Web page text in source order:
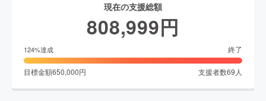
現在の支援総額
808,999円
124%達成 終了
目標金額650,000円 支援者数69 人